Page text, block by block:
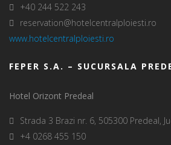
+40 244 522 243
reservation@hotelcentralploiesti.ro
www.hotelcentralploiesti.ro
FEPER S.A. – SUCURSALA
Hotel Orizont Predeal
Strada 3 Brazi nr. 6, 505300 Predeal,
+4 0268 455 150